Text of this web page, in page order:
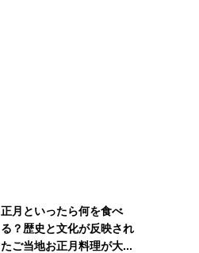
正月といったら何を食べ
る？歴史と文化が反映され
たご当地お正月料理が大...